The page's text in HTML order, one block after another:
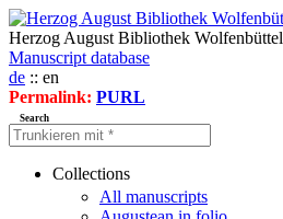
Herzog August Bibliothek Wolfenbüttel
Manuscript database
de :: en
Permalink: PURL
Search
Collections
All manuscripts